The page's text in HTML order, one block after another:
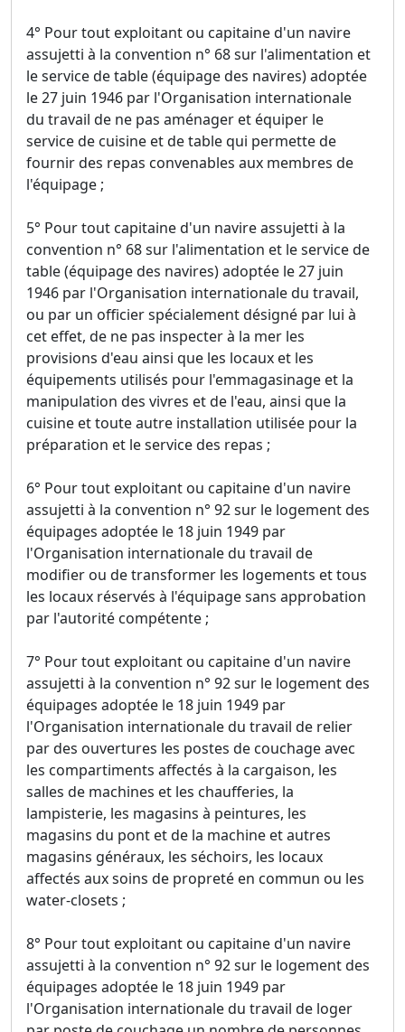
4° Pour tout exploitant ou capitaine d'un navire
assujetti à la convention n° 68 sur l'alimentation et
le service de table (équipage des navires) adoptée
le 27 juin 1946 par l'Organisation internationale
du travail de ne pas aménager et équiper le
service de cuisine et de table qui permette de
fournir des repas convenables aux membres de
l'équipage ;
5° Pour tout capitaine d'un navire assujetti à la
convention n° 68 sur l'alimentation et le service de
table (équipage des navires) adoptée le 27 juin
1946 par l'Organisation internationale du travail,
ou par un officier spécialement désigné par lui à
cet effet, de ne pas inspecter à la mer les
provisions d'eau ainsi que les locaux et les
équipements utilisés pour l'emmagasinage et la
manipulation des vivres et de l'eau, ainsi que la
cuisine et toute autre installation utilisée pour la
préparation et le service des repas ;
6° Pour tout exploitant ou capitaine d'un navire
assujetti à la convention n° 92 sur le logement des
équipages adoptée le 18 juin 1949 par
l'Organisation internationale du travail de
modifier ou de transformer les logements et tous
les locaux réservés à l'équipage sans approbation
par l'autorité compétente ;
7° Pour tout exploitant ou capitaine d'un navire
assujetti à la convention n° 92 sur le logement des
équipages adoptée le 18 juin 1949 par
l'Organisation internationale du travail de relier
par des ouvertures les postes de couchage avec
les compartiments affectés à la cargaison, les
salles de machines et les chaufferies, la
lampisterie, les magasins à peintures, les
magasins du pont et de la machine et autres
magasins généraux, les séchoirs, les locaux
affectés aux soins de propreté en commun ou les
water-closets ;
8° Pour tout exploitant ou capitaine d'un navire
assujetti à la convention n° 92 sur le logement des
équipages adoptée le 18 juin 1949 par
l'Organisation internationale du travail de loger